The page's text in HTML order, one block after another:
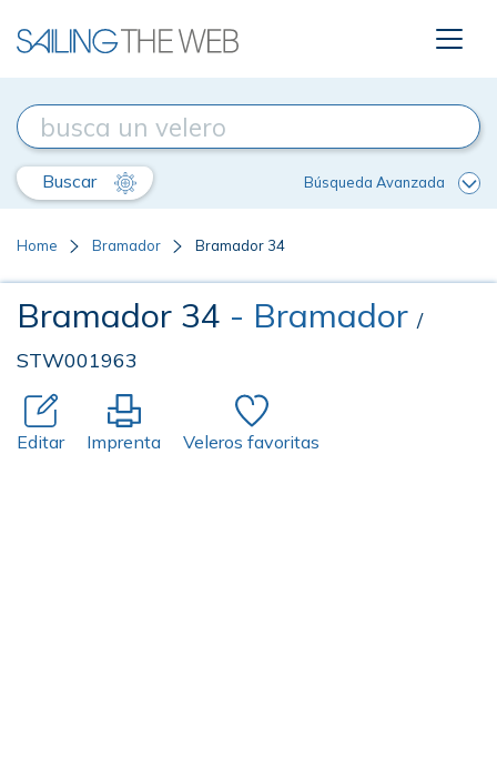
Buscar Búsqueda Avanzada
Home Bramador Bramador 34
Bramador 34 - Bramador /
STW001963
Editar Imprenta Veleros favoritas